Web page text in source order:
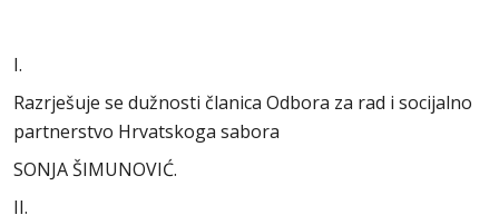
I.
Razrješuje se dužnosti članica Odbora za rad i socijalno
partnerstvo Hrvatskoga sabora
SONJA ŠIMUNOVIĆ.
II.